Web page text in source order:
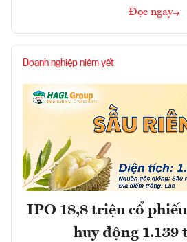
Đọc ngay
Doanh nghiệp niêm yết
IPO 18,8 triệu cổ
huy động 1.139